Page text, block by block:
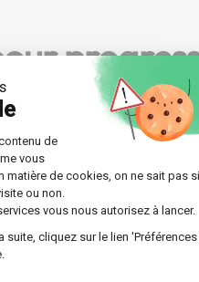
en Économie.
adaptée à
Une organisation
faite pour
Profitez d'une